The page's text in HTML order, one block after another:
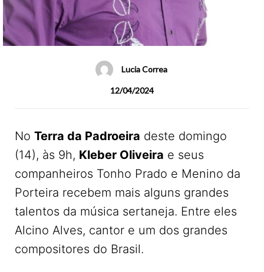
Lucia Correa
12/04/2024
No Terra da Padroeira deste domingo
(14), às 9h, Kleber Oliveira e seus
companheiros Tonho Prado e Menino da
Porteira recebem mais alguns grandes
talentos da música sertaneja. Entre eles
Alcino Alves, cantor e um dos grandes
compositores do Brasil.